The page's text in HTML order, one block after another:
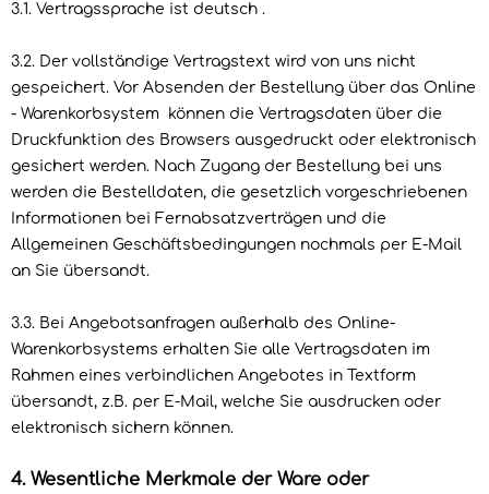
3.1. Vertragssprache ist deutsch .
3.2. Der vollständige Vertragstext wird von uns nicht
gespeichert. Vor Absenden der Bestellung über das Online
- Warenkorbsystem können die Vertragsdaten über die
Druckfunktion des Browsers ausgedruckt oder elektronisch
gesichert werden. Nach Zugang der Bestellung bei uns
werden die Bestelldaten, die gesetzlich vorgeschriebenen
Informationen bei Fernabsatzverträgen und die
Allgemeinen Geschäftsbedingungen nochmals per E-Mail
an Sie übersandt.
3.3. Bei Angebotsanfragen außerhalb des Online-
Warenkorbsystems erhalten Sie alle Vertragsdaten im
Rahmen eines verbindlichen Angebotes in Textform
übersandt, z.B. per E-Mail, welche Sie ausdrucken oder
elektronisch sichern können.
4. Wesentliche Merkmale der Ware oder